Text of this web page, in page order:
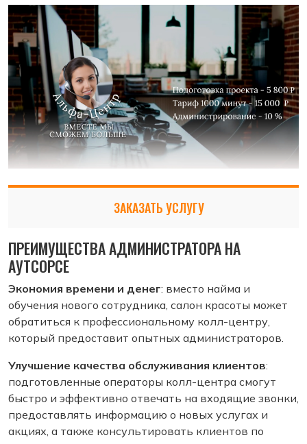
ЗАКАЗАТЬ УСЛУГУ
ПРЕИМУЩЕСТВА АДМИНИСТРАТОРА НА
АУТСОРСЕ
Экономия времени и денег: вместо найма и
обучения нового сотрудника, салон красоты может
обратиться к профессиональному колл-центру,
который предоставит опытных администраторов.
Улучшение качества обслуживания клиентов:
подготовленные операторы колл-центра смогут
быстро и эффективно отвечать на входящие звонки,
предоставлять информацию о новых услугах и
акциях, а также консультировать клиентов по